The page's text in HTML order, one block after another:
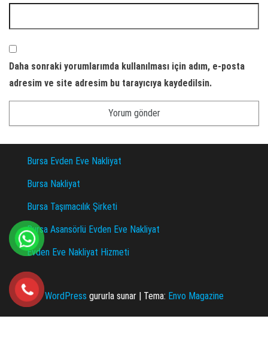
Daha sonraki yorumlarımda kullanılması için adım, e-posta
adresim ve site adresim bu tarayıcıya kaydedilsin.
Bursa Evden Eve Nakliyat
Bursa Nakliyat
Bursa Taşımacılık Şirketi
Bursa Asansörlü Evden Eve Nakliyat
Evden Eve Nakliyat Hizmeti
WordPress gururla sunar | Tema: Envo Magazine